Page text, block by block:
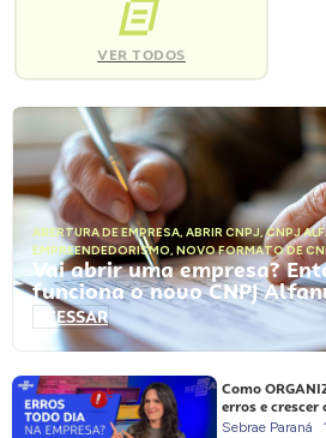
VER TODOS
ABERTURA DE EMPRESA, ABRIR CNPJ,CNPJ
EMPREENDEDORISMO, NOVO FORMATO DE
Vai abrir uma empresa?
funciona o novo CNPJ
ACESSAR
Como
erros e crescer
Sebrae Paraná